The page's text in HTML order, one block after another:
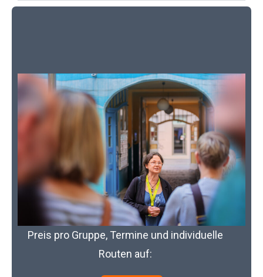
Preis pro Gruppe, Termine und individuelle
Routen auf: